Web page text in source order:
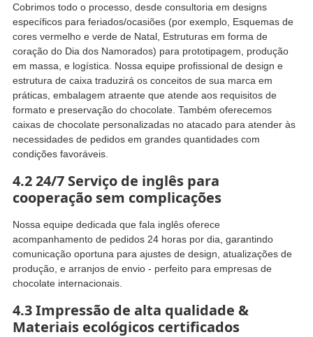
Cobrimos todo o processo, desde consultoria em designs
específicos para feriados/ocasiões (por exemplo, Esquemas de
cores vermelho e verde de Natal, Estruturas em forma de
coração do Dia dos Namorados) para prototipagem, produção
em massa, e logística. Nossa equipe profissional de design e
estrutura de caixa traduzirá os conceitos de sua marca em
práticas, embalagem atraente que atende aos requisitos de
formato e preservação do chocolate. Também oferecemos
caixas de chocolate personalizadas no atacado para atender às
necessidades de pedidos em grandes quantidades com
condições favoráveis.
4.2 24/7 Serviço de inglês para
cooperação sem complicações
Nossa equipe dedicada que fala inglês oferece
acompanhamento de pedidos 24 horas por dia, garantindo
comunicação oportuna para ajustes de design, atualizações de
produção, e arranjos de envio - perfeito para empresas de
chocolate internacionais.
4.3 Impressão de alta qualidade &
Materiais ecológicos certificados